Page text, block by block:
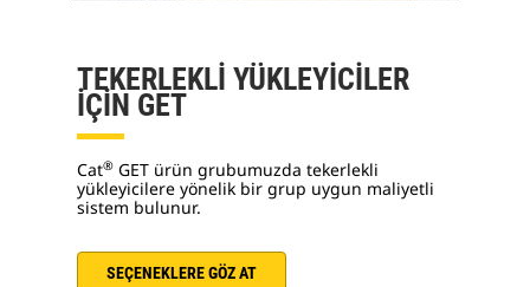
TEKERLEKLİ YÜKLEYİCİLER
İÇİN GET
Cat® GET ürün grubumuzda tekerlekli
yükleyicilere yönelik bir grup uygun maliyetli
sistem bulunur.
SEÇENEKLERE GÖZ AT